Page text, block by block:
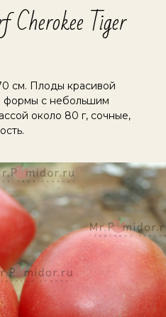
Tiger
см. Плоды красивой
формы с небольшим
около 80 г, сочные,